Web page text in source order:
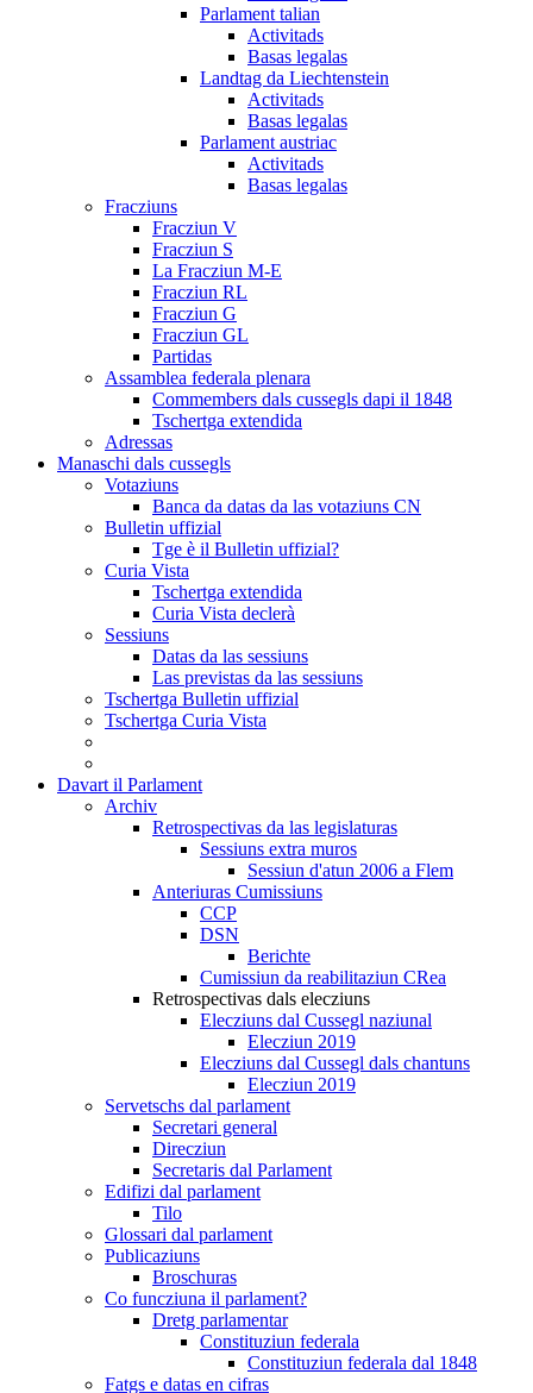
Parlament talian
Activitads
Basas legalas
Landtag da Liechtenstein
Activitads
Basas legalas
Parlament austriac
Activitads
Basas legalas
Fracziuns
Fracziun V
Fracziun S
La Fracziun M-E
Fracziun RL
Fracziun G
Fracziun GL
Partidas
Assamblea federala plenara
Commembers dals cussegls dapi il 1848
Tschertga extendida
Adressas
Manaschi dals cussegls
Votaziuns
Banca da datas da las votaziuns CN
Bulletin uffizial
Tge è il Bulletin uffizial?
Curia Vista
Tschertga extendida
Curia Vista declerà
Sessiuns
Datas da las sessiuns
Las previstas da las sessiuns
Tschertga Bulletin uffizial
Tschertga Curia Vista
Davart il Parlament
Archiv
Retrospectivas da las legislaturas
Sessiuns extra muros
Sessiun d'atun 2006 a Flem
Anteriuras Cumissiuns
CCP
DSN
Berichte
Cumissiun da reabilitaziun CRea
Retrospectivas dals elecziuns
Elecziuns dal Cussegl naziunal
Elecziun 2019
Elecziuns dal Cussegl dals chantuns
Elecziun 2019
Servetschs dal parlament
Secretari general
Direcziun
Secretaris dal Parlament
Edifizi dal parlament
Tilo
Glossari dal parlament
Publicaziuns
Broschuras
Co funcziuna il parlament?
Dretg parlamentar
Constituziun federala
Constituziun federala dal 1848
Fatgs e datas en cifras